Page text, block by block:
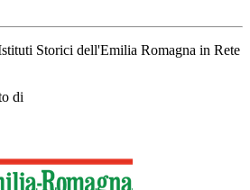
Storici dell'Emilia Romagna in Rete
di